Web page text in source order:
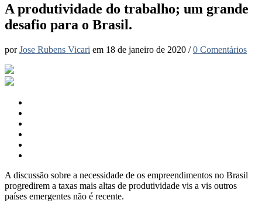
A produtividade do trabalho; um grande
desafio para o Brasil.
porJose Rubens Vicari em 18 de janeiro de 2020 /0 Comentários
A discussão sobre a necessidade de os empreendimentos no Brasil
progredirem a taxas mais altas de produtividade vis a vis outros
países emergentes não é recente.